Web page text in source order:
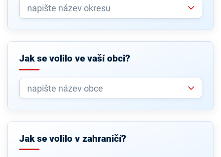
Jak se volilo ve vaší obci?
Jak se volilo v zahraničí?